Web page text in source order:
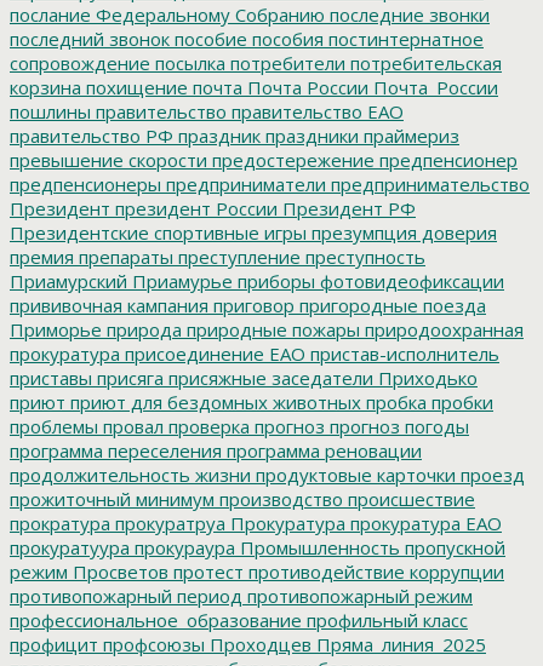
послание Федеральному Собранию последние звонки
последний звонок пособие пособия постинтернатное
сопровождение посылка потребители потребительская
корзина похищение почта Почта России Почта_России
пошлины правительство правительство ЕАО
правительство РФ праздник праздники праймериз
превышение скорости предостережение предпенсионер
предпенсионеры предприниматели предпринимательство
Президент президент России Президент РФ
Президентские спортивные игры презумпция доверия
премия препараты преступление преступность
Приамурский Приамурье приборы фотовидеофиксации
прививочная кампания приговор пригородные поезда
Приморье природа природные пожары природоохранная
прокуратура присоединение ЕАО пристав-исполнитель
приставы присяга присяжные заседатели Приходько
приют приют для бездомных животных пробка пробки
проблемы провал проверка прогноз прогноз погоды
программа переселения программа реновации
продолжительность жизни продуктовые карточки проезд
прожиточный минимум производство происшествие
прократура прокуратруа Прокуратура прокуратура ЕАО
прокуратуура прокураура Промышленность пропускной
режим Просветов протест противодействие коррупции
противопожарный период противопожарный режим
профессиональное_образование профильный класс
профицит профсоюзы Проходцев Пряма_линия_2025